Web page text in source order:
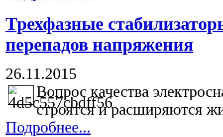
Трехфазные
перепадов напряжения
26.11.2015
Вопрос качества
строятся и расширяются
Подробнее...